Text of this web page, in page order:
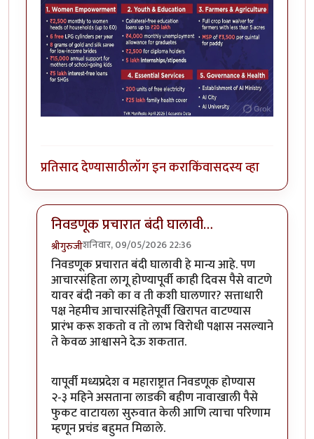
प्रतिसाद देण्यासाठीलॉग इन कराकिंवासदस्य व्हा
निवडणूक प्रचारात बंदी घालावी…
श्रीगुरुजीशनिवार, 09/05/2026 22:36
In reply toतामिळनाडूचा केजरीवालbyचंद्रसूर्यकुमार
निवडणूक प्रचारात बंदी घालावी हे मान्य आहे. पण
आचारसंहिता लागू होण्यापूर्वी काही दिवस पैसे वाटणे
यावर बंदी नको का व ती कशी घालणार? सत्ताधारी
पक्ष नेहमीच आचारसंहितेपूर्वी खिरापत वाटण्यास
प्रारंभ करू शकतो व तो लाभ विरोधी पक्षास नसल्याने
ते केवळ आश्वासने देऊ शकतात.
यापूर्वी मध्यप्रदेश व महाराष्ट्रात निवडणूक होण्यास
२-३ महिने असताना लाडकी बहीण नावाखाली पैसे
फुकट वाटायला सुरुवात केली आणि त्याचा परिणाम
म्हणून प्रचंड बहुमत मिळाले.